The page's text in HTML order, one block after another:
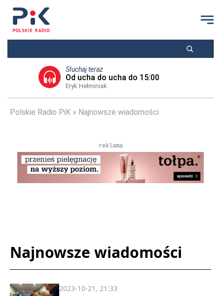
Słuchaj teraz
Od ucha do ucha do 15:00
Eryk Hełminiak
Polskie Radio PiK Najnowsze wiadomości
reklama
Najnowsze wiadomości
2023-10-21, 21:33